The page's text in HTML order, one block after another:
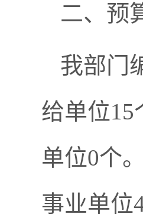
二、预
我部门
给单位15
单位0个
事业单位